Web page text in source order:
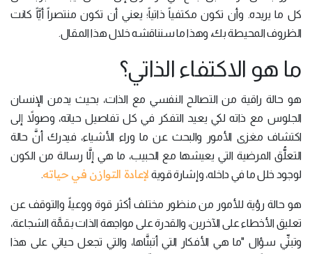
كل ما يريده. وأن تكون مكتفياً ذاتياً؛ يعني أن تكون منتصراً أيَّاً كانت
الظروف المحيطة بك، وهذا ما سنناقشه خلال هذا المقال.
ما هو الاكتفاء الذاتي؟
هو حالة راقية من التصالح النفسي مع الذات، بحيث يدمن الإنسان
الجلوس مع ذاته لكي يعيد التفكر في كل تفاصيل حياته، وصولاً إلى
اكتشاف مغزى الأمور والبحث عن ما وراء الأشياء، فيدرك أنَّ حالة
التعلُّق المرضية التي يعيشها مع الحبيب، ما هي إلَّا رسالة من الكون
لوجود خلل ما في داخله، وإشارة قوية لإعادة التوازن في حياته.
هو حالة رؤية للأمور من منظور مختلف أكثر قوة ووعياً، والتوقف عن
تعليق الأخطاء على الآخرين، والقدرة على مواجهة الذات بقمَّة الشجاعة،
وتبنِّي سؤال "ما هي الأفكار التي أتبنَّاها، والتي تجعل حياتي على هذا